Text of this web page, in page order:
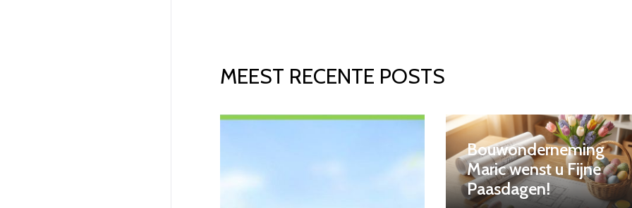
MEEST RECENTE POSTS
Bouwonderneming
Maric wenst u Fijne
Paasdagen!